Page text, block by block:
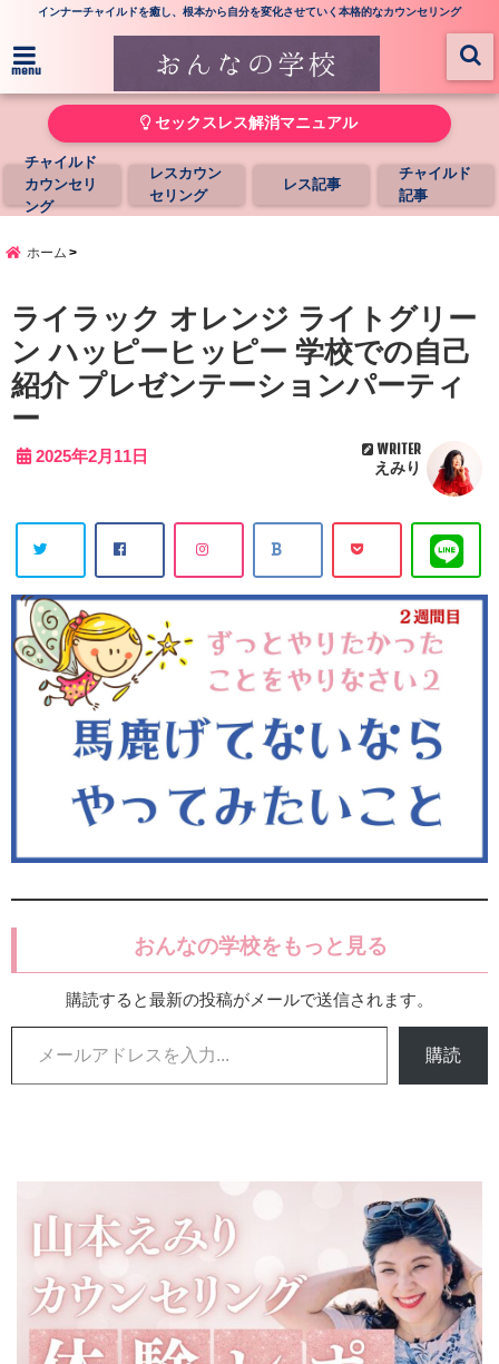
インナーチャイルドを癒し、根本から自分を変化させていく本格的なカウンセリング
menu
セックスレス解消マニュアル
チャイルド
カウンセリ
ング
レスカウン
セリング
レス記事
チャイルド
記事
ホーム
ライラック オレンジ ライトグリー
ン ハッピーヒッピー 学校での自己
紹介 プレゼンテーションパーティ
ー
2025年2月11日 WRITER
えみり
おんなの学校をもっと見る
購読すると最新の投稿がメールで送信されます。
メールアドレスを入力...
購読